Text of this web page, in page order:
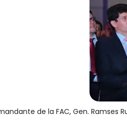
de la FAC, Gen. Ramses